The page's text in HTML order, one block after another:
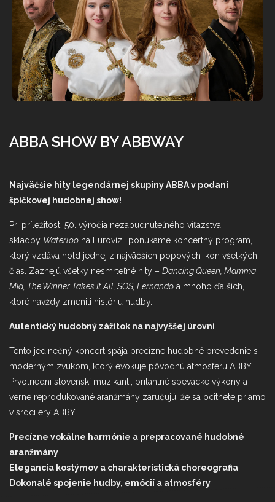
ABBA SHOW BY ABBWAY
Najväčšie hity legendárnej skupiny ABBA v podaní
špičkovej hudobnej show!
Pri príležitosti 50. výročia nezabudnuteľného víťazstva
skladby Waterloo na Eurovízii ponúkame koncertný program,
ktorý vzdáva hold jednej z najväčších popových ikon všetkých
čias. Zaznejú všetky nesmrteľné hity – Dancing Queen, Mamma
Mia, The Winner Takes It All, SOS, Fernando a mnoho ďalších,
ktoré navždy zmenili históriu hudby.
Autentický hudobný zážitok na najvyššej úrovni
Tento jedinečný koncert spája precízne hudobné prevedenie s
moderným zvukom, ktorý evokuje pôvodnú atmosféru ABBY.
Prvotriedni slovenskí muzikanti, brilantné spevácke výkony a
verne reprodukované aranžmány zaručujú, že sa ocitnete priamo
v srdci éry ABBY.
Precízne vokálne harmónie a prepracované hudobné
aranžmány
Elegancia kostýmov a charakteristická choreografia
Dokonalé spojenie hudby, emócií a atmosféry